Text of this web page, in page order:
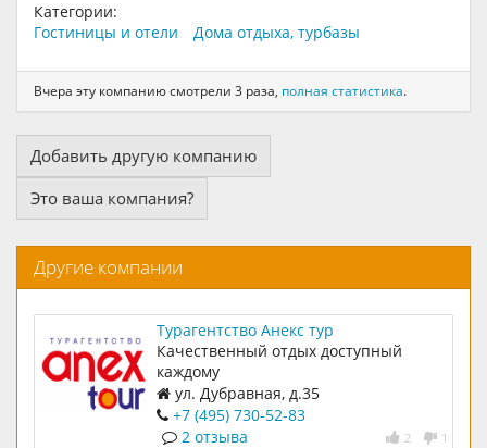
Категории:
Гостиницы и отели
Дома отдыха, турбазы
Вчера эту компанию смотрели 3 раза, полная статистика.
Добавить другую компанию
Это ваша компания?
Другие компании
Турагентство Анекс тур
Качественный отдых доступный
каждому
ул. Дубравная, д.35
+7 (495) 730-52-83
2 1
2 отзыва